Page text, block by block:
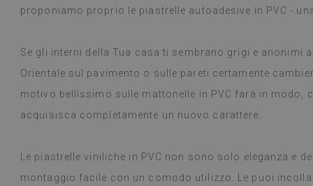
proponiamo proprio le piastrelle autoadesive in PVC -
Se gli interni della Tua casa ti sembrano grigi e anonimi
Orientale sul pavimento o sulle pareti certamente
motivo bellissimo sulle mattonelle in PVC farà in modo,
acquisisca completamente un nuovo carattere.
Le piastrelle viniliche in PVC non sono solo eleganza e
montaggio facile con un comodo utilizzo. Le puoi